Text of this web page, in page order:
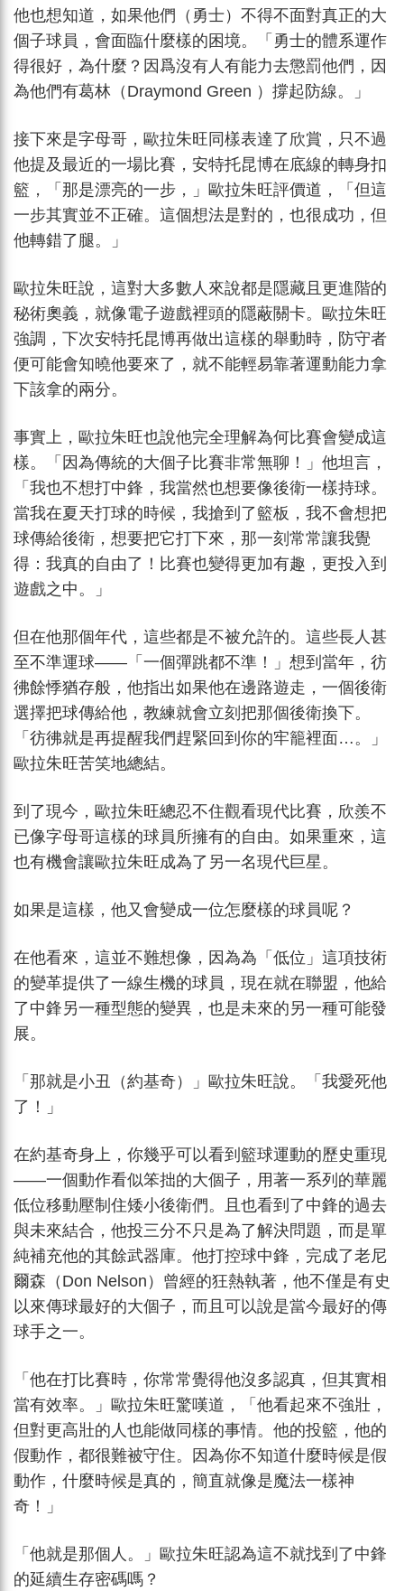
他也想知道，如果他們（勇士）不得不面對真正的大
個子球員，會面臨什麼樣的困境。「勇士的體系運作
得很好，為什麼？因爲沒有人有能力去懲罰他們，因
為他們有葛林（Draymond Green ）撐起防線。」
接下來是字母哥，歐拉朱旺同樣表達了欣賞，只不過
他提及最近的一場比賽，安特托昆博在底線的轉身扣
籃，「那是漂亮的一步，」歐拉朱旺評價道，「但這
一步其實並不正確。這個想法是對的，也很成功，但
他轉錯了腿。」
歐拉朱旺說，這對大多數人來說都是隱藏且更進階的
秘術奧義，就像電子遊戲裡頭的隱蔽關卡。歐拉朱旺
強調，下次安特托昆博再做出這樣的舉動時，防守者
便可能會知曉他要來了，就不能輕易靠著運動能力拿
下該拿的兩分。
事實上，歐拉朱旺也說他完全理解為何比賽會變成這
樣。「因為傳統的大個子比賽非常無聊！」他坦言，
「我也不想打中鋒，我當然也想要像後衛一樣持球。
當我在夏天打球的時候，我搶到了籃板，我不會想把
球傳給後衛，想要把它打下來，那一刻常常讓我覺
得：我真的自由了！比賽也變得更加有趣，更投入到
遊戲之中。」
但在他那個年代，這些都是不被允許的。這些長人甚
至不準運球——「一個彈跳都不準！」想到當年，彷
彿餘悸猶存般，他指出如果他在邊路遊走，一個後衛
選擇把球傳給他，教練就會立刻把那個後衛換下。
「彷彿就是再提醒我們趕緊回到你的牢籠裡面…。」
歐拉朱旺苦笑地總結。
到了現今，歐拉朱旺總忍不住觀看現代比賽，欣羨不
已像字母哥這樣的球員所擁有的自由。如果重來，這
也有機會讓歐拉朱旺成為了另一名現代巨星。
如果是這樣，他又會變成一位怎麼樣的球員呢？
在他看來，這並不難想像，因為為「低位」這項技術
的變革提供了一線生機的球員，現在就在聯盟，他給
了中鋒另一種型態的變異，也是未來的另一種可能發
展。
「那就是小丑（約基奇）」歐拉朱旺說。「我愛死他
了！」
在約基奇身上，你幾乎可以看到籃球運動的歷史重現
——一個動作看似笨拙的大個子，用著一系列的華麗
低位移動壓制住矮小後衛們。且也看到了中鋒的過去
與未來結合，他投三分不只是為了解決問題，而是單
純補充他的其餘武器庫。他打控球中鋒，完成了老尼
爾森（Don Nelson）曾經的狂熱執著，他不僅是有史
以來傳球最好的大個子，而且可以說是當今最好的傳
球手之一。
「他在打比賽時，你常常覺得他沒多認真，但其實相
當有效率。」歐拉朱旺驚嘆道，「他看起來不強壯，
但對更高壯的人也能做同樣的事情。他的投籃，他的
假動作，都很難被守住。因為你不知道什麼時候是假
動作，什麼時候是真的，簡直就像是魔法一樣神
奇！」
「他就是那個人。」歐拉朱旺認為這不就找到了中鋒
的延續生存密碼嗎？